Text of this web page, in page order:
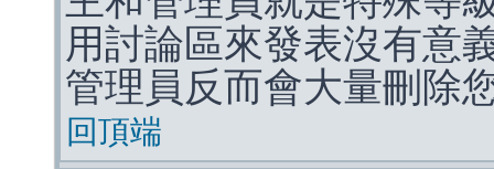
用討論區來發表沒有意
管理員反而會大量刪除
回頂端